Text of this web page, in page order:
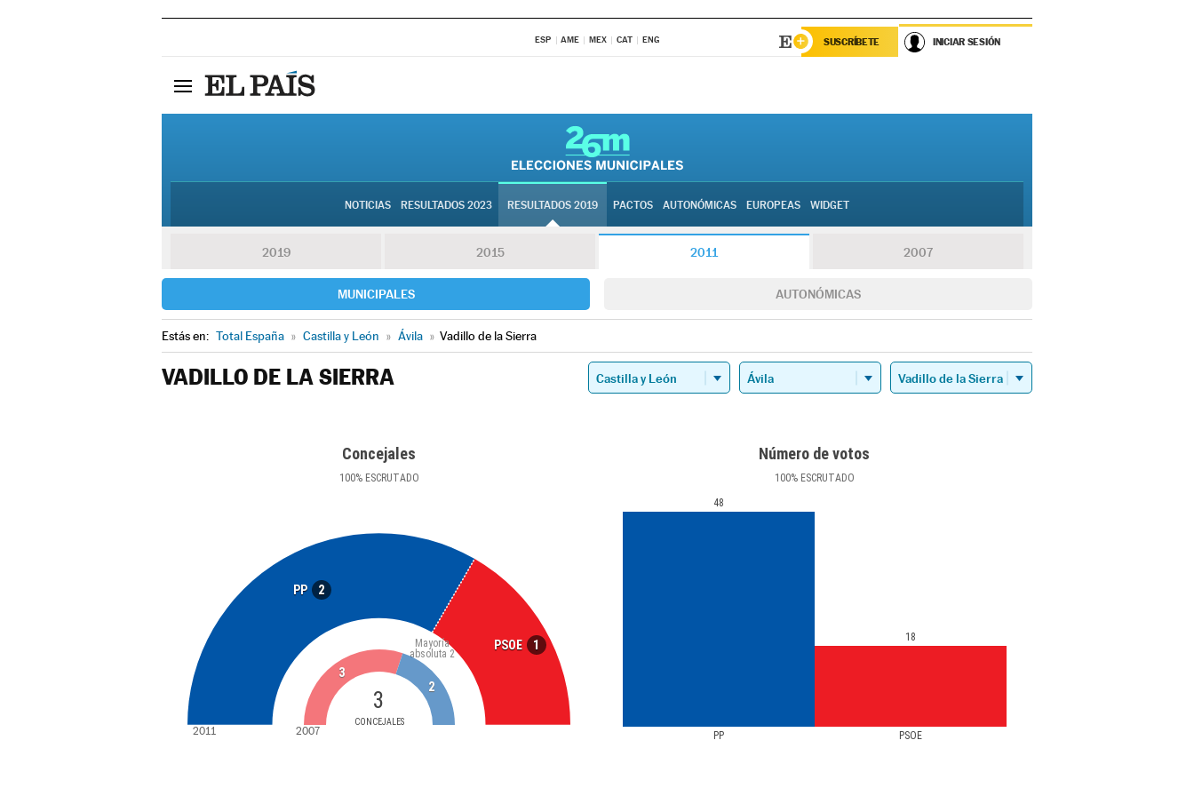
ESP AME MEX CAT ENG SUSCRÍBETE INICIAR SESIÓN
NOTICIAS RESULTADOS 2023 RESULTADOS 2019 PACTOS AUTONÓMICAS EUROPEAS WIDGET
2019 2015 2011 2007
MUNICIPALES AUTONÓMICAS
Estás en: Total España » Castilla y León » Ávila » Vadillo de la Sierra
VADILLO DE LA SIERRA
Concejales
100%ESCRUTADO
PP 2
PSOE 1
3
CONCEJALES
Mayoría
absoluta 2
3
2
2011 2007
Número de votos
100%ESCRUTADO
PP PSOE
48
18